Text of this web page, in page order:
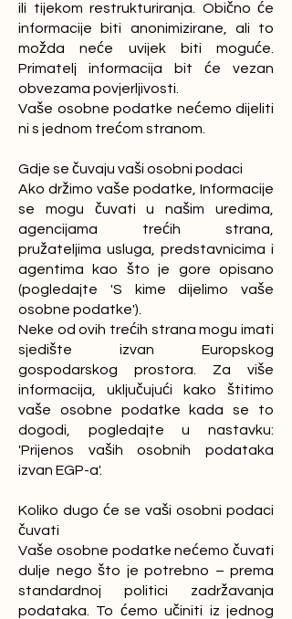
ili tijekom restrukturiranja. Obično će
informacije biti anonimizirane, ali to
možda neće uvijek biti moguće.
Primatelj informacija bit će vezan
obvezama povjerljivosti.
Vaše osobne podatke nećemo dijeliti
ni s jednom trećom stranom.
Gdje se čuvaju vaši osobni podaci
Ako držimo vaše podatke, Informacije
se mogu čuvati u našim uredima,
agencijama trećih strana,
pružateljima usluga, predstavnicima i
agentima kao što je gore opisano
(pogledajte 'S kime dijelimo vaše
osobne podatke').
Neke od ovih trećih strana mogu imati
sjedište izvan Europskog
gospodarskog prostora. Za više
informacija, uključujući kako štitimo
vaše osobne podatke kada se to
dogodi, pogledajte u nastavku:
'Prijenos vaših osobnih podataka
izvan EGP-a'.
Koliko dugo će se vaši osobni podaci
čuvati
Vaše osobne podatke nećemo čuvati
dulje nego što je potrebno – prema
standardnoj politici zadržavanja
podataka. To ćemo učiniti iz jednog